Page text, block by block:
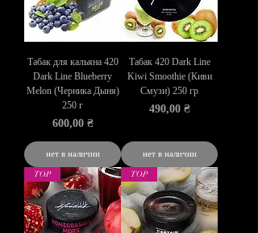
Табак для кальяна 420
Dark Line Blueberry
Melon (Черника Дыня)
250 г
Цена
600,00 ₴
нет в наличии
Табак 420 Dark Line
Kiwi Smoothie (Киви
Смузи) 250 гр
Цена
490,00 ₴
нет в наличии
TOP TOP